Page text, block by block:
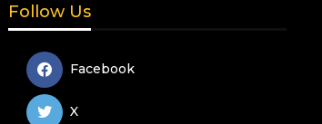
Follow Us
Facebook
X